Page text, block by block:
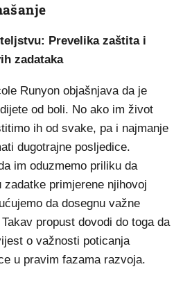
Prevelika zaštita i
zadataka
Runyon objašnjava da je
od boli. No ako im život
ih od svake, pa i najmanje
dugotrajne posljedice.
im oduzmemo priliku da
primjerene njihovoj
da dosegnu važne
propust dovodi do toga da
o važnosti poticanja
u pravim fazama razvoja.